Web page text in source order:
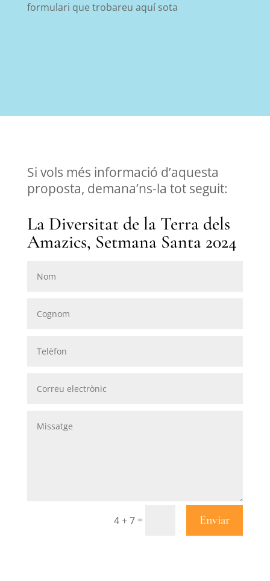
formulari que trobareu aquí sota
Si vols més informació d’aquesta
proposta, demana’ns-la tot seguit:
La Diversitat de la Terra dels
Amazics, Setmana Santa 2024
4 + 7 = Enviar